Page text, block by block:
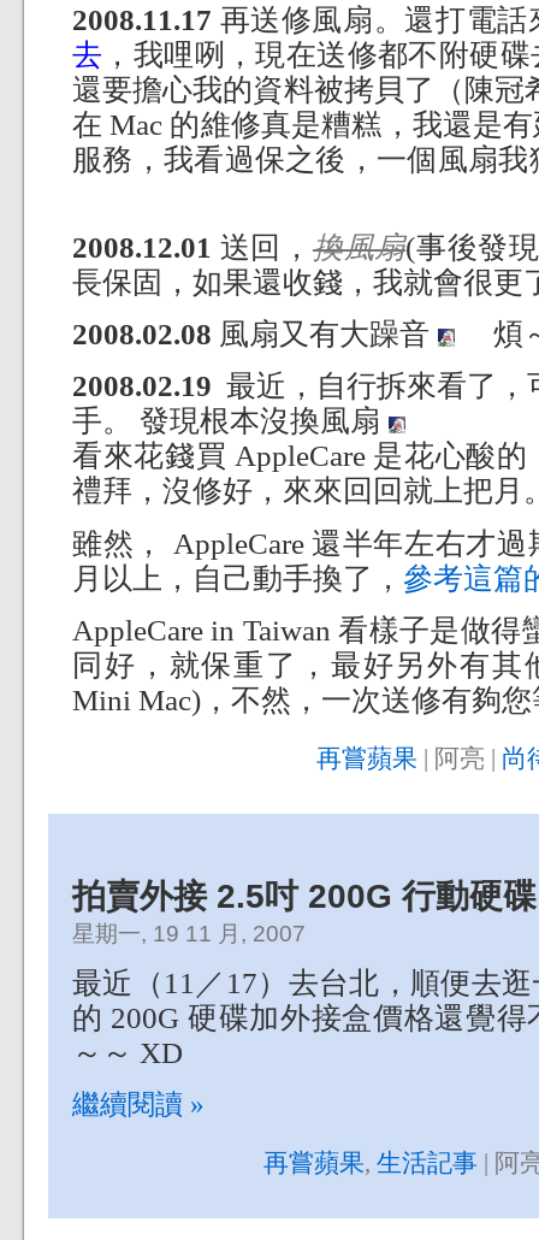
2008.11.17 再送修風扇。還打電話
去 ，我哩咧，現在送修都不附硬
還要擔心我的資料被拷貝了（陳冠
在 Mac 的維修真是糟糕，我還是
服務，我看過保之後，一個風扇
2008.12.01 送回， 換風扇(事後發
長保固，如果還收錢，我就會很更
2008.02.08 風扇又有大躁音
煩
2008.02.19 最近，自行拆來看了
手。 發現根本沒換風扇
看來花錢買 AppleCare 是花心酸
禮拜，沒修好，來來回回就上把月
雖然， AppleCare 還半年左右才
月以上，自己動手換了， 參考這篇
AppleCare in Taiwan 看樣子是做
同好，就保重了，最好另外有
Mini Mac)，不然，一次送修有夠
再嘗蘋果 | 阿亮 | 尚
拍賣外接 2.5吋 200G 行動硬碟
星期一, 19 11 月, 2007
最近（11／17）去台北，順便去
的 200G 硬碟加外接盒價格還覺
～～ XD
繼續閱讀 »
再嘗蘋果, 生活記事 | 阿